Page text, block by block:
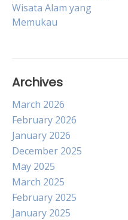
navigation
Wisata Alam yang
Memukau
Archives
March 2026
February 2026
January 2026
December 2025
May 2025
March 2025
February 2025
January 2025